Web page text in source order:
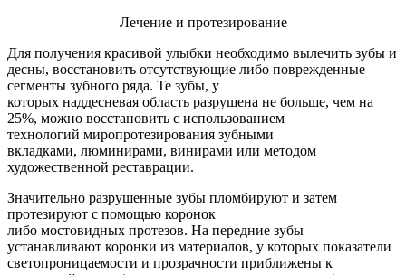
Лечение и протезирование
Для получения красивой улыбки необходимо вылечить зубы и
десны, восстановить отсутствующие либо поврежденные
сегменты зубного ряда. Те зубы, у
которых наддесневая область разрушена не больше, чем на
25%, можно восстановить с использованием
технологий миропротезирования зубными
вкладками, люминирами, винирами или методом
художественной реставрации.
Значительно разрушенные зубы пломбируют и затем
протезируют с помощью коронок
либо мостовидных протезов. На передние зубы
устанавливают коронки из материалов, у которых показатели
светопроницаемости и прозрачности приближены к